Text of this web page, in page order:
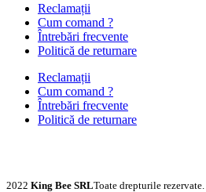
Reclamații
Cum comand ?
Întrebări frecvente
Politică de returnare
Reclamații
Cum comand ?
Întrebări frecvente
Politică de returnare
2022 King Bee SRLToate drepturile rezervate.